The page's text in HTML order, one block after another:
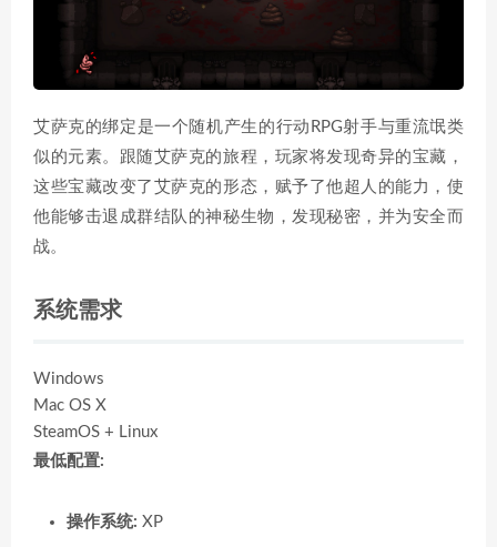
艾萨克的绑定是一个随机产生的行动RPG射手与重流氓类
似的元素。跟随艾萨克的旅程，玩家将发现奇异的宝藏，
这些宝藏改变了艾萨克的形态，赋予了他超人的能力，使
他能够击退成群结队的神秘生物，发现秘密，并为安全而
战。
系统需求
Windows
Mac OS X
SteamOS + Linux
最低配置:
操作系统: XP